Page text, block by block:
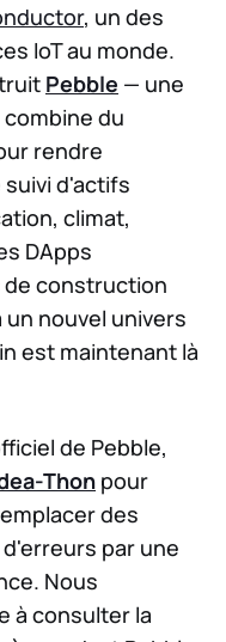
, un des
IoT au monde.
Pebble — une
du
rendre
d'actifs
climat,
DApps
de construction
nouvel univers
est maintenant là
de Pebble,
Thon pour
des
par une
Nous
à consulter la